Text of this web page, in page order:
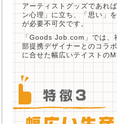
アーティストグッズであれ
ン心理」に立ち、「思い」
が必要不可欠です。
「Goods Job.com」では
部提携デザイナーとのコラ
に合せた幅広いテイストの